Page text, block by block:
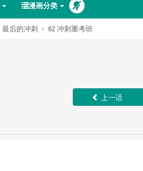
漫画分类
最后的冲刺 62 冲刺重考班
上一话